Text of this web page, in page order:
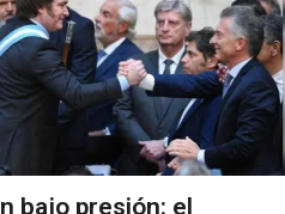
bajo presión: el